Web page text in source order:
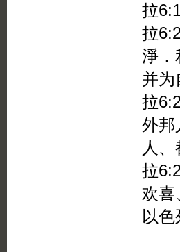
拉
拉
淨．
并为
拉
外
人、
拉
欢喜
以